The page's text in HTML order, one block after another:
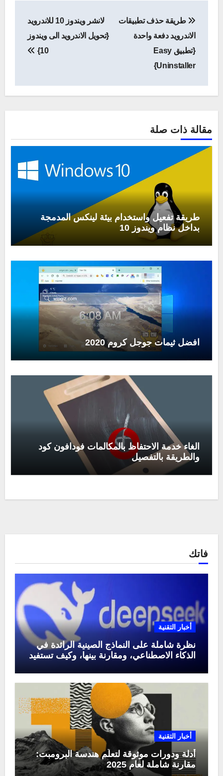
المقالات
طريقة حذف تطبيقات
الاندرويد دفعة واحدة
{تطبيق Easy
Uninstaller}
لانشر ويندوز 10 للاندرويد
{تحويل الاندرويد الى ويندوز
10}
مقالة ذات صلة
طريقة تفعيل واستخدام بيئة لينكس المدمجة
بداخل نظام ويندوز 10
افضل ثيمات جوجل كروم 2020
الغاء خدمة الاحتفاظ بالمكالمات فودافون كود
والطريقة بالتفصيل
فاتك
أخبار التقنية
نظرة شاملة على النماذج الصينية الرائدة في
الذكاء الاصطناعي، ومقارنة بينها، وكيف تستفيد
أخبار التقنية
أدلة ودورات موثوقة لتعلّم هندسة البرومبت:
مقارنة شاملة لعام 2025